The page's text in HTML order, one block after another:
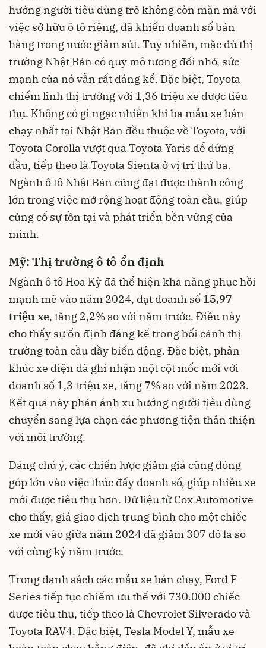
hướng người tiêu dùng trẻ không còn mặn mà với
việc sở hữu ô tô riêng, đã khiến doanh số bán
hàng trong nước giảm sút. Tuy nhiên, mặc dù thị
trường Nhật Bản có quy mô tương đối nhỏ, sức
mạnh của nó vẫn rất đáng kể. Đặc biệt, Toyota
chiếm lĩnh thị trường với 1,36 triệu xe được tiêu
thụ. Không có gì ngạc nhiên khi ba mẫu xe bán
chạy nhất tại Nhật Bản đều thuộc về Toyota, với
Toyota Corolla vượt qua Toyota Yaris để đứng
đầu, tiếp theo là Toyota Sienta ở vị trí thứ ba.
Ngành ô tô Nhật Bản cũng đạt được thành công
lớn trong việc mở rộng hoạt động toàn cầu, giúp
củng cố sự tồn tại và phát triển bền vững của
mình.
Mỹ: Thị trường ô tô ổn định
Ngành ô tô Hoa Kỳ đã thể hiện khả năng phục hồi
mạnh mẽ vào năm 2024, đạt doanh số 15,97
triệu xe, tăng 2,2% so với năm trước. Điều này
cho thấy sự ổn định đáng kể trong bối cảnh thị
trường toàn cầu đầy biến động. Đặc biệt, phân
khúc xe điện đã ghi nhận một cột mốc mới với
doanh số 1,3 triệu xe, tăng 7% so với năm 2023.
Kết quả này phản ánh xu hướng người tiêu dùng
chuyển sang lựa chọn các phương tiện thân thiện
với môi trường.
Đáng chú ý, các chiến lược giảm giá cũng đóng
góp lớn vào việc thúc đẩy doanh số, giúp nhiều xe
mới được tiêu thụ hơn. Dữ liệu từ Cox Automotive
cho thấy, giá giao dịch trung bình cho một chiếc
xe mới vào giữa năm 2024 đã giảm 307 đô la so
với cùng kỳ năm trước.
Trong danh sách các mẫu xe bán chạy, Ford F-
Series tiếp tục chiếm ưu thế với 730.000 chiếc
được tiêu thụ, tiếp theo là Chevrolet Silverado và
Toyota RAV4. Đặc biệt, Tesla Model Y, mẫu xe